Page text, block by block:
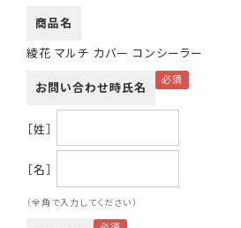
商品名
綾花 マルチ カバー コンシーラー
お問い合わせ時氏名
［姓］
［名］
（全角で入力してください）